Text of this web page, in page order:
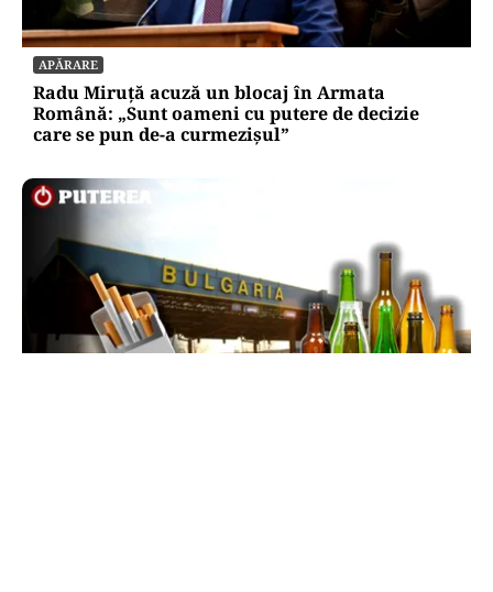
APĂRARE
Radu Miruță acuză un blocaj în Armata
Română: „Sunt oameni cu putere de decizie
care se pun de-a curmezișul”